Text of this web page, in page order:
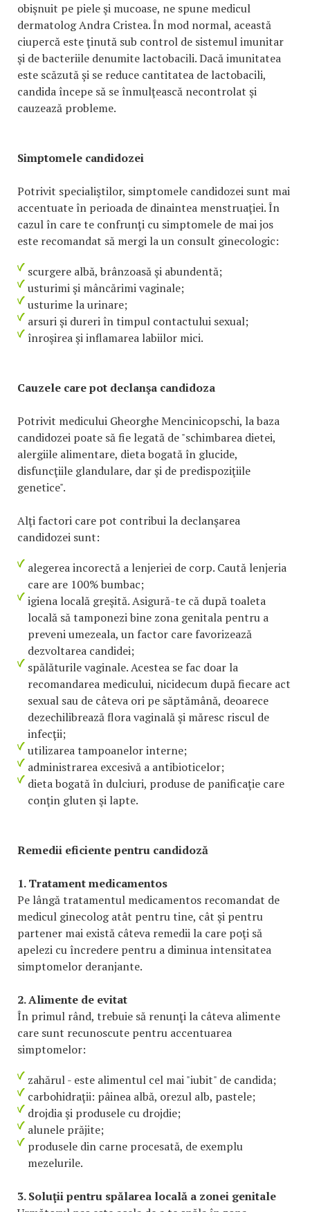
obişnuit pe piele şi mucoase, ne spune medicul
dermatolog Andra Cristea. În mod normal, această
ciupercă este ţinută sub control de sistemul imunitar
şi de bacteriile denumite lactobacili. Dacă imunitatea
este scăzută şi se reduce cantitatea de lactobacili,
candida începe să se înmulţească necontrolat şi
cauzează probleme.
Simptomele candidozei
Potrivit specialiştilor, simptomele candidozei sunt mai
accentuate în perioada de dinaintea menstruaţiei. În
cazul în care te confrunţi cu simptomele de mai jos
este recomandat să mergi la un consult ginecologic:
scurgere albă, brânzoasă şi abundentă;
usturimi şi mâncărimi vaginale;
usturime la urinare;
arsuri şi dureri în timpul contactului sexual;
înroşirea şi inflamarea labiilor mici.
Cauzele care pot declanşa candidoza
Potrivit medicului Gheorghe Mencinicopschi, la baza
candidozei poate să fie legată de "schimbarea dietei,
alergiile alimentare, dieta bogată în glucide,
disfuncţiile glandulare, dar şi de predispoziţiile
genetice".
Alţi factori care pot contribui la declanşarea
candidozei sunt:
alegerea incorectă a lenjeriei de corp. Caută lenjeria
care are 100% bumbac;
igiena locală greşită. Asigură-te că după toaleta
locală să tamponezi bine zona genitala pentru a
preveni umezeala, un factor care favorizează
dezvoltarea candidei;
spălăturile vaginale. Acestea se fac doar la
recomandarea medicului, nicidecum după fiecare act
sexual sau de câteva ori pe săptămână, deoarece
dezechilibrează flora vaginală şi măresc riscul de
infecţii;
utilizarea tampoanelor interne;
administrarea excesivă a antibioticelor;
dieta bogată în dulciuri, produse de panificaţie care
conţin gluten şi lapte.
Remedii eficiente pentru candidoză
1. Tratament medicamentos
Pe lângă tratamentul medicamentos recomandat de
medicul ginecolog atât pentru tine, cât şi pentru
partener mai există câteva remedii la care poţi să
apelezi cu încredere pentru a diminua intensitatea
simptomelor deranjante.
2. Alimente de evitat
În primul rând, trebuie să renunţi la câteva alimente
care sunt recunoscute pentru accentuarea
simptomelor:
zahărul - este alimentul cel mai "iubit" de candida;
carbohidraţii: pâinea albă, orezul alb, pastele;
drojdia şi produsele cu drojdie;
alunele prăjite;
produsele din carne procesată, de exemplu
mezelurile.
3. Soluţii pentru spălarea locală a zonei genitale